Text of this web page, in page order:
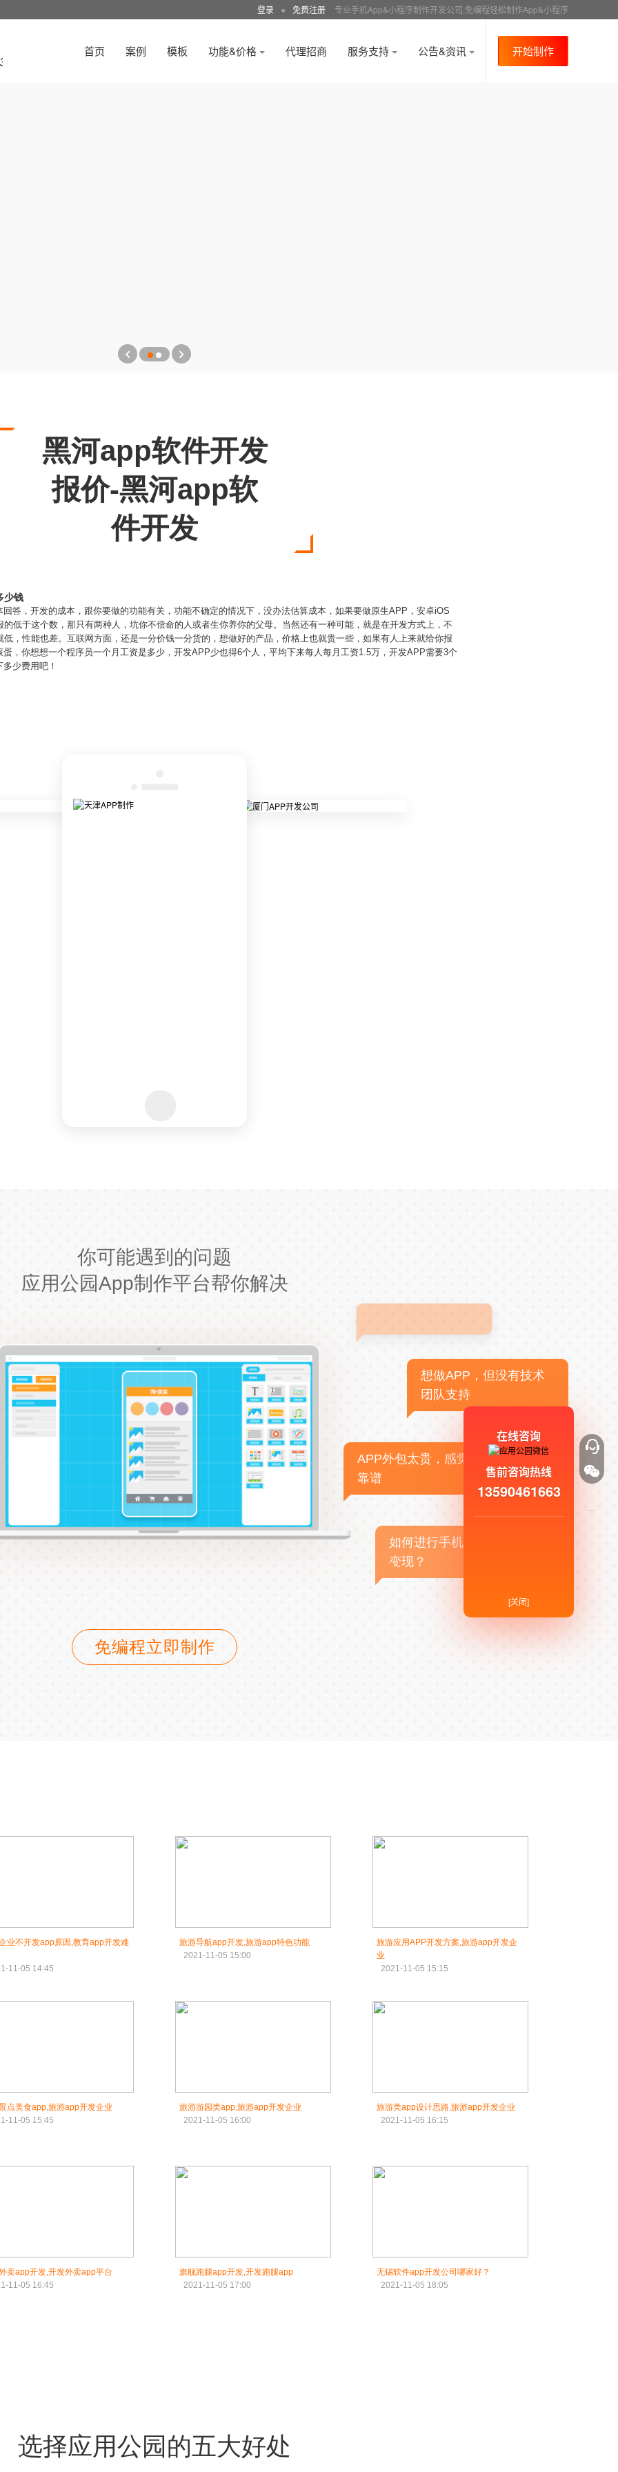
登录 ● 免费注册 专业手机App&小程序制作开发公司,免编程轻松制作App&小程序
首页 案例 模板 功能&价格 代理招商 服务支持 公告&资讯 开始制作
黑河app软件开发
报价-黑河app软
件开发
少钱
答，开发的成本，跟你要做的功能有关，功能不确定的情况下，没办法估算成本，如果要做原生APP，安卓iOS
低于这个数，那只有两种人，坑你不偿命的人或者生你养你的父母。当然还有一种可能，就是在开发方式上，不
，性能也差。互联网方面，还是一分价钱一分货的，想做好的产品，价格上也就贵一些，如果有人上来就给你报
，你想想一个程序员一个月工资是多少，开发APP少也得6个人，平均下来每人每月工资1.5万，开发APP需要3个
少费用吧！
你可能遇到的问题
应用公园App制作平台帮你解决
想做APP，但没有技术
团队支持
APP外包太贵，感觉不
靠谱
如何进行手机APP商业
变现？
免编程立即制作
业不开发app原因,教育app开发难
11-05 14:45
旅游导航app开发,旅游app特色功能
2021-11-05 15:00
旅游应用APP开发方案,旅游app开发企
业
2021-11-05 15:15
点美食app,旅游app开发企业
11-05 15:45
旅游游园类app,旅游app开发企业
2021-11-05 16:00
旅游类app设计思路,旅游app开发企业
2021-11-05 16:15
卖app开发,开发外卖app平台
11-05 16:45
旗舰跑腿app开发,开发跑腿app
2021-11-05 17:00
无锡软件app开发公司哪家好？
2021-11-05 18:05
选择应用公园的五大好处
在线咨询
售前咨询热线
13590461663
[关闭]